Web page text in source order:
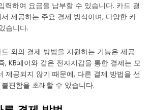
력하여 요금을 납부할 수 있습니다. 카드 결
제공하는 주요 결제 방식이며, 다양한 카
습니다.
외의 결제 방법을 지원하는 기능은 제공
, KB페이와 같은 전자지갑을 통한 결제는 모
제공되지 않기 때문에, 다른 결제 방법을 선
편함을 초래할 수 있습니다.